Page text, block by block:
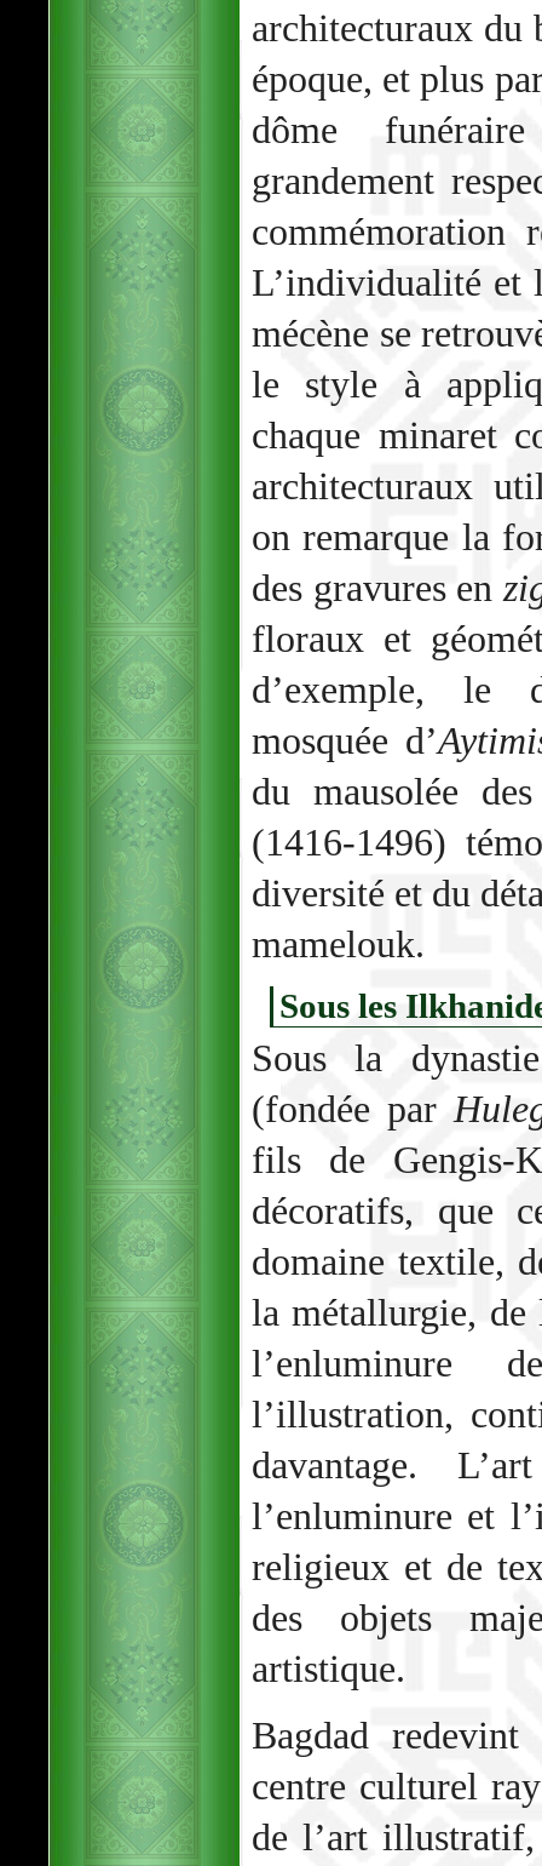
architecturaux du
époque, et plus
dôme
grandement
commémoration
L’individualité et
mécène se
le style à
chaque minaret
architecturaux
on remarque la
des gravures en
floraux et
d’exemple, le
mosquée d’
du mausolée
(1416-1496)
diversité et du
mamelouk.
Sous les
Sous la
(fondée par
fils de Gengis-
décoratifs, que
domaine textile,
la métallurgie,
l’enluminure
l’illustration,
davantage.
l’enluminure et
religieux et de
des objets
artistique.
Bagdad
centre culturel
de l’art